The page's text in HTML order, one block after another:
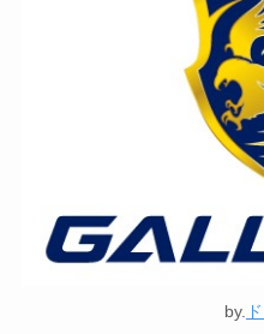
by.